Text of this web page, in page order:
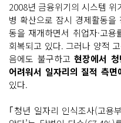
2008년 금융위기의 시스템
병 확산으로 잠시 경제활동
동을 재개하면서 취업자·고용
회복되고 있다. 그러나 양적
음에도 불구하고현장에서
어려워서 일자리의 질적 측
있다.
｢청년 일자리 인식조사(고용